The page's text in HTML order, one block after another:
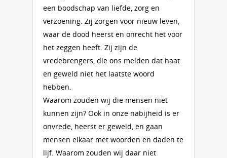
een boodschap van liefde, zorg en
verzoening. Zij zorgen voor nieuw leven,
waar de dood heerst en onrecht het voor
het zeggen heeft. Zij zijn de
vredebrengers, die ons melden dat haat
en geweld niet het laatste woord
hebben.
Waarom zouden wij die mensen niet
kunnen zijn? Ook in onze nabijheid is er
onvrede, heerst er geweld, en gaan
mensen elkaar met woorden en daden te
lijf. Waarom zouden wij daar niet